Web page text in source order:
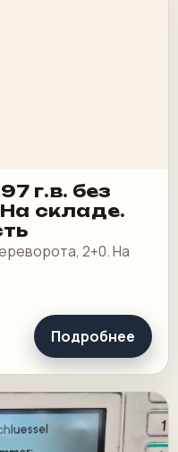
г.в. без
складе.
2+0. На
Подробнее